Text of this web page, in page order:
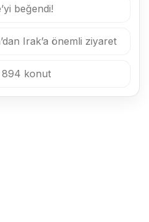
beğendi!
Irak’a önemli ziyaret
894 konut